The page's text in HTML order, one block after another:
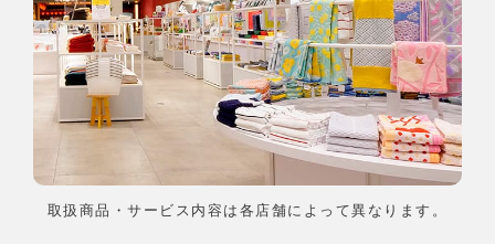
取扱商品・サービス内容は各店舗によって異なります。